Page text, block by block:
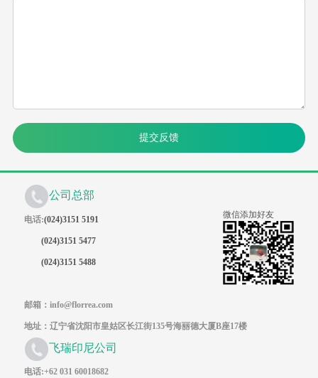
提交反馈
公司总部
微信添加好友
电话:(024)3151 5191
(024)3151 5477
(024)3151 5488
邮箱：info@florrea.com
地址：辽宁省沈阳市皇姑区长江街135号海丽德大厦B座17楼
飞瑞印尼公司
电话:+62 031 60018682